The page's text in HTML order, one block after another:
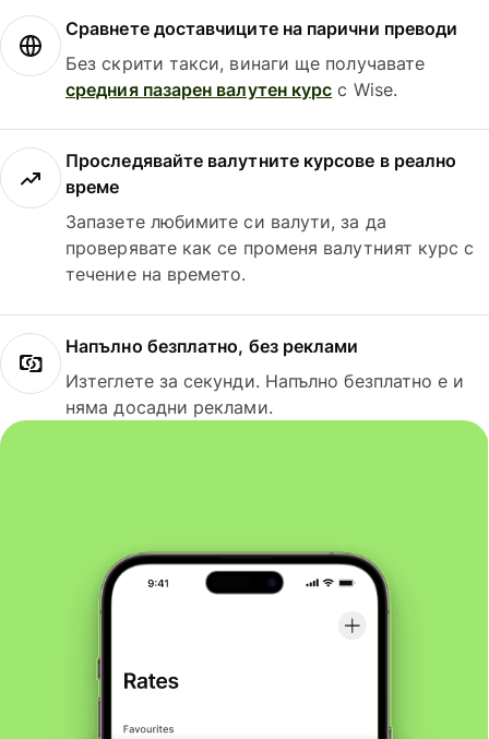
Сравнете доставчиците на парични преводи
Без скрити такси, винаги ще получавате
средния пазарен валутен курс с Wise.
Проследявайте валутните курсове в реално
време
Запазете любимите си валути, за да
проверявате как се променя валутният курс с
течение на времето.
Напълно безплатно, без реклами
Изтеглете за секунди. Напълно безплатно е и
няма досадни реклами.